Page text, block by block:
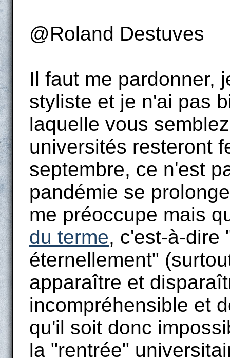
@Roland Destuves
Il faut me pardonner,
styliste et je n'ai pas
laquelle vous
universités resteront
septembre, ce n'est
pandémie se
me préoccupe mais
du terme, c'est-à-dire
éternellement"
apparaître et
incompréhensible et
qu'il soit donc
la "rentrée"